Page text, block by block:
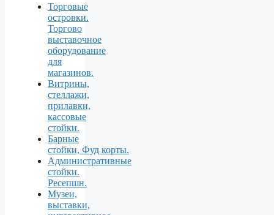
Торговые
островки.
Торгово
выставочное
оборудование
для
магазинов.
Витрины,
стеллажи,
прилавки,
кассовые
стойки.
Барные
стойки, Фуд корты.
Aдминистративные
стойки.
Ресепшн.
Музеи,
выставки,